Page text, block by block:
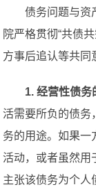
债务问题与资
院严格贯彻“共债
方事后追认等共同
1. 经营性债务
活需要所负的债务
务的用途。如果一
活动，或者虽然用
主张该债务为个人